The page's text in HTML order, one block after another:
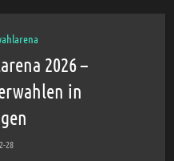
2026 –
in
28